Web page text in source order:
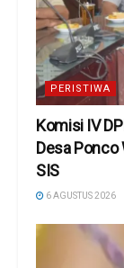
PERISTIWA
Komisi IV
Desa Ponco
SIS
6 AGUSTUS 2026